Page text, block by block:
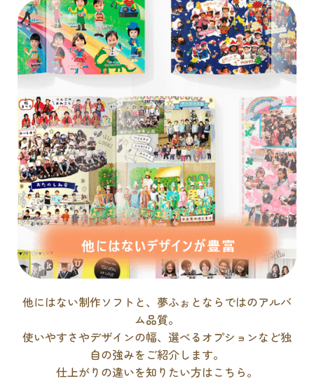
他にはない制作ソフトと、夢ふぉとならではのアルバ
ム品質。
使いやすさやデザインの幅、選べるオプションなど独
自の強みをご紹介します。
仕上がりの違いを知りたい方はこちら。